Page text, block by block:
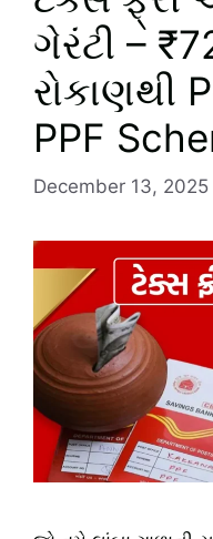
ગેરંટી –
રોકાણથી
PPF
December 13, 2025